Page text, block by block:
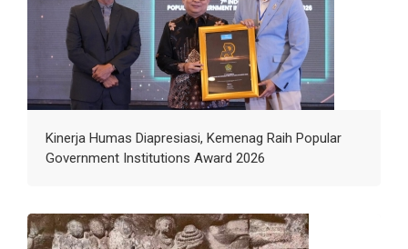
Kinerja Humas Diapresiasi, Kemenag Raih Popular
Government Institutions Award 2026